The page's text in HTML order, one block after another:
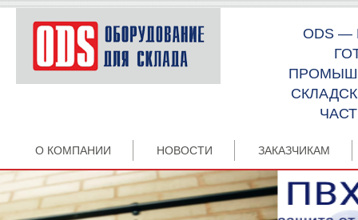
ODS
О КОМПАНИИ НОВОСТИ ЗАКАЗЧИКАМ